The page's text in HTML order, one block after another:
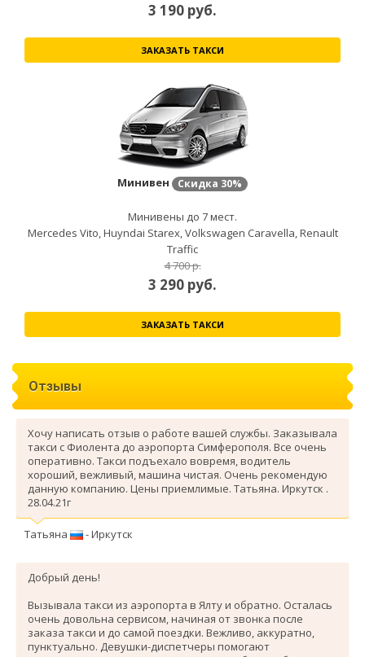
3 190 руб.
ЗАКАЗАТЬ ТАКСИ
Минивен Скидка 30%
Минивены до 7 мест.
Mercedes Vito, Huyndai Starex, Volkswagen Caravella, Renault
Traffic
4 700 р.
3 290 руб.
ЗАКАЗАТЬ ТАКСИ
Отзывы
Хочу написать отзыв о работе вашей службы. Заказывала
такси с Фиолента до аэропорта Симферополя. Все очень
оперативно. Такси подъехало вовремя, водитель
хороший, вежливый, машина чистая. Очень рекомендую
данную компанию. Цены приемлимые. Татьяна. Иркутск .
28.04.21г
Татьяна - Иркутск
Добрый день!
Вызывала такси из аэропорта в Ялту и обратно. Осталась
очень довольна сервисом, начиная от звонка после
заказа такси и до самой поездки. Вежливо, аккуратно,
пунктуально. Девушки-диспетчеры помогают